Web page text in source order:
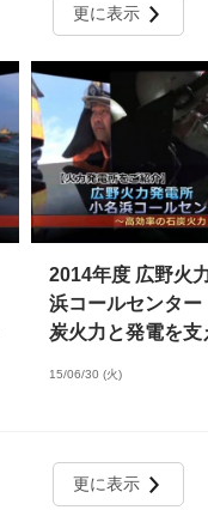
更に表示
2014年度 広野火
浜コールセンター
炭火力と発電を
15/06/30 (火)
更に表示